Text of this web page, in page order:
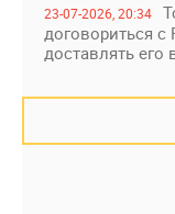
23-07-2026, 20:34
договориться с
доставлять его